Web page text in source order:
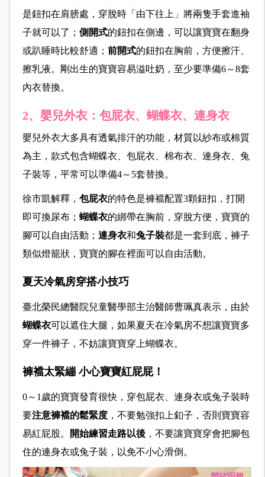
是鈕扣在肩膀處，穿脫時「由下往上」將兩隻手套進袖
子就可以了； 側開式的鈕扣在側邊，可以讓寶寶在翻身
或趴睡時比較舒適； 前開式的鈕扣在胸前，方便擦汗、
擦乳液。剛出生的寶寶容易溢吐奶，至少要準備6～8套
內衣替換。
2、嬰兒外衣：包屁衣、蝴蝶衣、連身衣
嬰兒外衣大多具有透氣排汗的功能，材質以紗布或棉質
為主，款式包含蝴蝶衣、包屁衣、棉布衣、連身衣、兔
子裝等，平常可以準備4～5套替換。
徐市凱解釋， 包屁衣的特色是褲襠配置3顆鈕扣，打開
即可換尿布； 蝴蝶衣的綁帶在胸前，穿脫方便，寶寶的
腳可以自由活動； 連身衣和兔子裝都是一套到底，褲子
類似燈籠狀，寶寶的腳在裡面可以自由活動。
夏天冷氣房穿搭小技巧
臺北榮民總醫院兒童醫學部主治醫師曹珮真表示，由於
蝴蝶衣可以遮住大腿，如果夏天在冷氣房不想讓寶寶多
穿一件褲子，不妨讓寶寶穿上蝴蝶衣。
褲襠太緊繃 小心寶寶紅屁屁！
0～1歲的寶寶發育很快，穿包屁衣、連身衣或兔子裝時
要注意褲襠的鬆緊度，不要勉強扣上釦子，否則寶寶容
易紅屁股。
開始練習走路以後，不要讓寶寶穿會把腳包
住的連身衣或兔子裝，以免不小心滑倒。